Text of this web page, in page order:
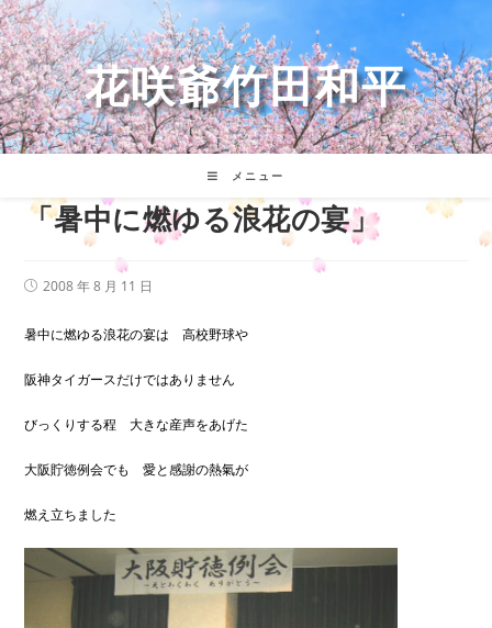
コ
ン
テ
ン
ツ
へ
ス
花咲爺竹田和平
メニュー
「暑中に燃ゆる浪花の宴」
投
開
2008 年 8 月 11 日
暑中に燃ゆる浪花の宴は 高校野球や
阪神タイガースだけではありません
びっくりする程 大きな産声をあげた
大阪貯徳例会でも 愛と感謝の熱氣が
燃え立ちました